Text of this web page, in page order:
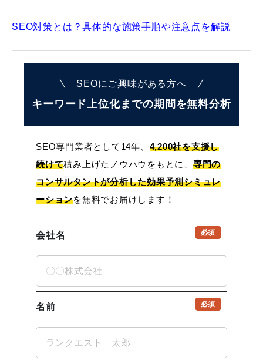
SEO対策とは？具体的な施策手順や注意点を解説
SEOにご興味がある方へ
キーワード上位化までの期間を無料分析
SEO専門業者として14年、 4,200社を支援し
続けて積み上げたノウハウをもとに、 専門の
コンサルタントが分析した効果予測シミュレ
ーションを無料でお届けします！
会社名 必須
名前 必須